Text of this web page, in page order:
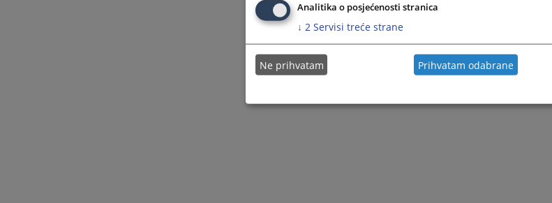
Analitika o posjećenosti stranica
↓ 2 Servisi treće strane
Ne prihvatam Prihvatam odabrane